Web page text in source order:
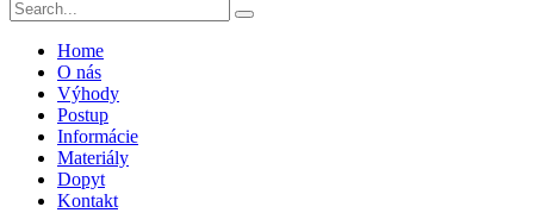
Home
O nás
Výhody
Postup
Informácie
Materiály
Dopyt
Kontakt